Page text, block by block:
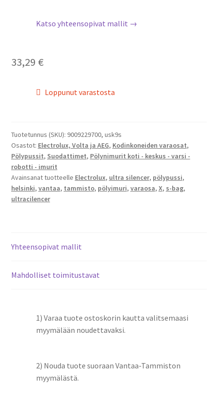
Katso yhteensopivat mallit →
33,29 €
Loppunut varastosta
Tuotetunnus (SKU): 9009229700, usk9s
Osastot: Electrolux, Volta ja AEG, Kodinkoneiden varaosat,
Pölypussit, Suodattimet, Pölynimurit koti - keskus - varsi -
robotti - imurit
Avainsanat tuotteelle Electrolux, ultra silencer, pölypussi,
helsinki, vantaa, tammisto, pölyimuri, varaosa, X, s-bag,
ultracilencer
Yhteensopivat mallit
Mahdolliset toimitustavat
1) Varaa tuote ostoskorin kautta valitsemaasi
myymälään noudettavaksi.
2) Nouda tuote suoraan Vantaa-Tammiston
myymälästä.